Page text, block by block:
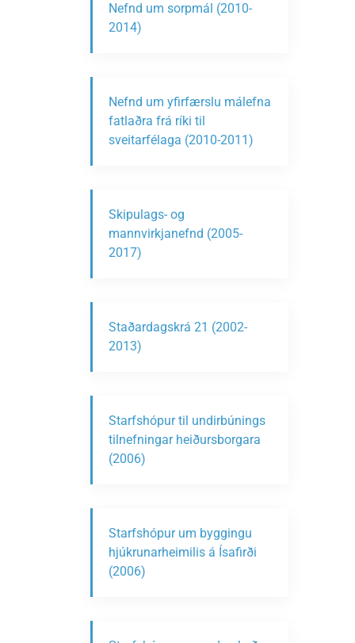
Nefnd um sorpmál (2010-
2014)
Nefnd um yfirfærslu málefna
fatlaðra frá ríki til
sveitarfélaga (2010-2011)
Skipulags- og
mannvirkjanefnd (2005-
2017)
Staðardagskrá 21 (2002-
2013)
Starfshópur til undirbúnings
tilnefningar heiðursborgara
(2006)
Starfshópur um byggingu
hjúkrunarheimilis á Ísafirði
(2006)